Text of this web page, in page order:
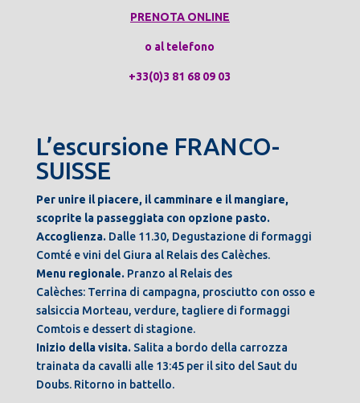
PRENOTA ONLINE
o al telefono
+33(0)3 81 68 09 03
L’escursione FRANCO-
SUISSE
Per unire il piacere, il camminare e il mangiare,
scoprite la passeggiata con opzione pasto.
Accoglienza. Dalle 11.30, Degustazione di formaggi
Comté e vini del Giura al Relais des Calèches.
Menu regionale. Pranzo al Relais des
Calèches: Terrina di campagna, prosciutto con osso e
salsiccia Morteau, verdure, tagliere di formaggi
Comtois e dessert di stagione.
Inizio della visita. Salita a bordo della carrozza
trainata da cavalli alle 13:45 per il sito del Saut du
Doubs. Ritorno in battello.